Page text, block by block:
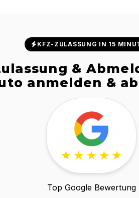
KFZ-ZULASSUNG IN 15
&
anmelden &
Top Google Bewertung